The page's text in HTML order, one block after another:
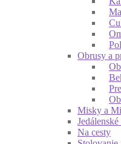
Obrusy a
Misky a
Na cesty